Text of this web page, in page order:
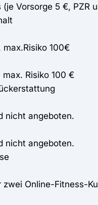
Vorsorge 5 €, PZR
100€
Risiko 100 €
nicht angeboten.
nicht angeboten.
Online-Fitness-